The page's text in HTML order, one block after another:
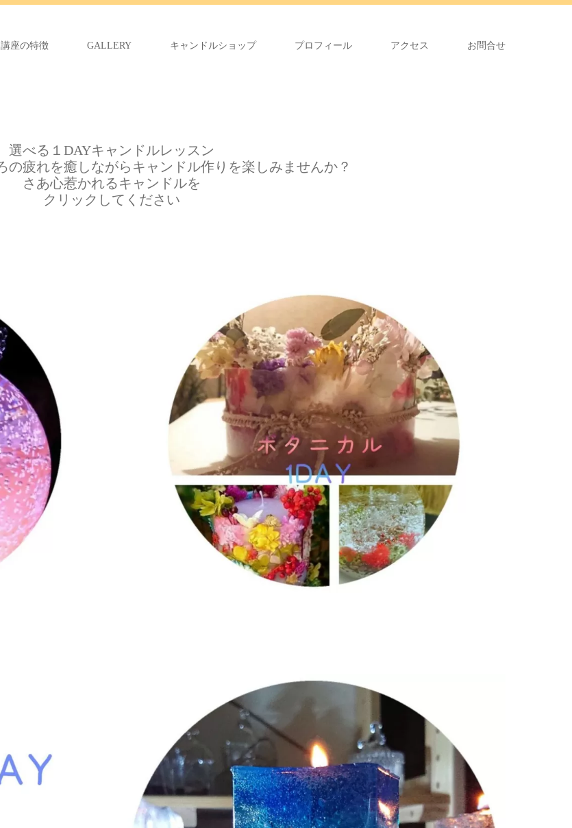
講座の特徴 GALLERY キャンドルショップ プロフィール アクセス お問合せ
選べる１DAYキャンドルレッスン
の疲れを癒しながらキャンドル作りを楽しみませんか？
さあ心惹かれるキャンドルを
クリックしてください